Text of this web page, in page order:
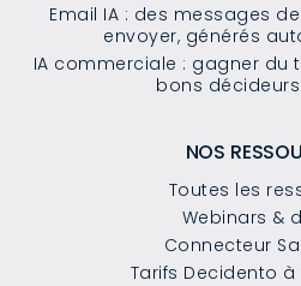
Email IA : des messages
envoyer, générés
IA commerciale : gagner du
bons
NOS
Toutes les
Webinars &
Connecteur
Tarifs Decidento